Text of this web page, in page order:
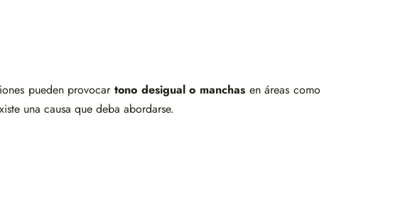
pueden provocar tono desigual o manchasen áreas como
una causa que deba abordarse.